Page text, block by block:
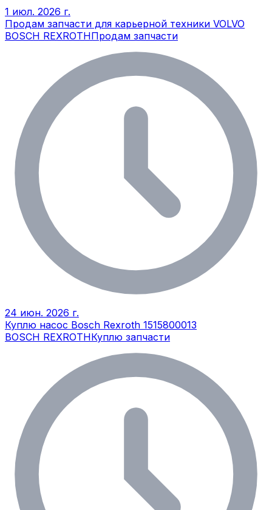
1 июл. 2026 г.
Продам запчасти для карьерной техники VOLVO
BOSCH REXROTHПродам запчасти
24 июн. 2026 г.
Куплю насос Bosch Rexroth 1515800013
BOSCH REXROTHКуплю запчасти